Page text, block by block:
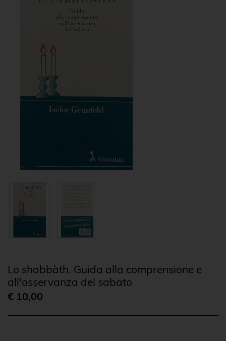
Lo shabbàth. Guida alla comprensione e
all'osservanza del sabato
€ 10,00